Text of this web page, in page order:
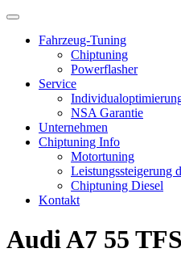
Fahrzeug-Tuning
Chiptuning
Powerflasher
Service
NSA Garantie
Unternehmen
Chiptuning Info
Motortuning
Leistungssteigerung
Chiptuning Diesel
Kontakt
Audi A7 55